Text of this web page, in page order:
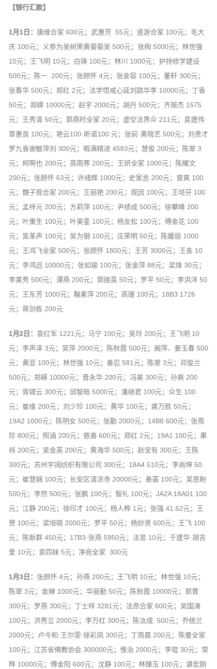
【银行汇款】
1月1日： 唐维合家 600元；武惠芳 55元；道游合家 100元；毛大
庆 100元；义参为吴树荣黄菊菊吴 500元；张绚 5000元；林世强
10元；王飞明 10元；白瑛 100元；林川 1000元；护持修学建设
500元；陈一 200元；张顾怀 4元；张金容 100元；董轩 300元；
张春华 500元；郑红 2元；法学悟戒心延刘路华李 10000元；丁香
50元；郑嵘 10000元；赵宇 2000元；胡丹 500元；齐振杰 1575
元；王秀清 50元；郭燕时全家 20元；虚空法界众 211元；袁建伟·
章惠良 100元；艳云100·昕诺100 元；张前·黄晓艺 500元；刘贵才
罗九香谢敏萍刘 300元；暇满精进 4583元；慧俊 200元；陈翠 3
元；柯啊也 200元；高雨寒 200元；王妍全家 1000元；陈耀文
200元；张顾怀 63元；许绪辉 1000元；史家丞 200元；曾爽 100
元；魏子观合家 200元；王丽艳 200元；观因 100元；王培芬 100
元；孟祥元 200元；方莉萍 100元；尹绩成 500元；徐攀峰 200
元；叶重生 100元；叶美銮 100元；杨友松 100元；傅金花 100
元；吴革声 100元；吴为钢 100元；庄荣明 50元；陈媛丽 1000
元；王鸿飞全家 500元；张顾怀 1800元；王芳 3000元；王各 10
元；李鸿远 10000元；张如瑜 100元；张金萍 88元；梁烽 30元；
李美秀 500元；谭燕 200元；郭掽英 50元；罗平 50元；李洪洋 50
元；王东芳 1000元；鞠素萍 200元；高珊 100元；18B3 1726
元；蒋剑栋 200元
1月2日： 袁红军 1221元；马宁 100元；吴玲 200元；王飞明 10
元；李声泽 3元；吴萍 2000元；陈秋霞 500元；阚萍、姜玉春 500
元；黄亚 100元；林世强 10元；善忍 581元；陈翠 3元；邓俊兰
500元；郑嵘 10000元；晋永华 200元；冯昊 300元；孙爽 200
元；胥啸云 300元；邱智晗 5000元；潘继君 100元；众生 100
元；崔维 200元；刘少珍 100元；黄华 100元；龚万胜 50元；
19A2 1000元；陈明女 500元；张勤 2000元；14B8 600元；张燕
珍 800元；照涵 200元；慈善 600元；郑红 2元；19A1 100元；果
祎 200元；吴金英 200元；黄海华 500元；赵宝有 300元；王陈
300元；苏州宇阔纺织有限公司 300元；18A4 510元；李尚坤 50
元；崔慧娴 100元；长安区清凉寺 20000元；善荟 100元；吴思盼
500元；李然 500元；张鹏 100元；智礼 100元；JA2A 18A01 100
元；江静 200元；徐印才 100元；杨人桦 1元；张强 41.62元；王
贺 100元；梁培晓 2000元；罗平 50元；杨妙贤 600元；王飞 100
元；陈新群 450元；17B3·张燕 5950元；法昱 10元；于建华·胡吉
爱 10元；袁四妹 5元；净宛全家 300元
1月3日： 张顾怀 4元；孙燕 200元；王飞明 10元；林世强 10元；
陈翠 3元；金婵 1000元；华丽勤 50元；陈秋霞 10000元；郭菁
300元；罗燕 300元；丁士祥 3281元；法昂合家 600元；吴国涛
100元；洪秀立 2000元；李万红 300元；陈汝成 500元；乔统兰
2000元；卢今和·王尔雯·徐彩凤 300元；丁雨晨 200元；陈曼全家
100元；江苏省佛教协会 300000元；惟治 2000元；李琨 30元；常
晔 10000元；傅金阳 600元；沈静 100元；林臻玉 100元；谌宏刚